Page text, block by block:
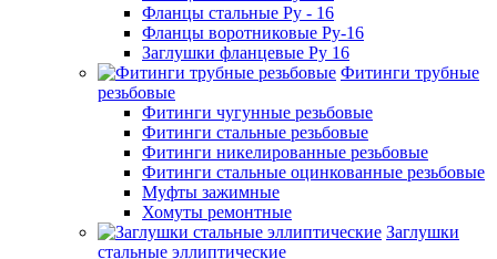
Фланцы стальные Ру - 16
Фланцы воротниковые Ру-16
Заглушки фланцевые Ру 16
Фитинги трубные
резьбовые
Фитинги чугунные резьбовые
Фитинги стальные резьбовые
Фитинги никелированные резьбовые
Фитинги стальные оцинкованные резьбовые
Муфты зажимные
Хомуты ремонтные
Заглушки
стальные эллиптические